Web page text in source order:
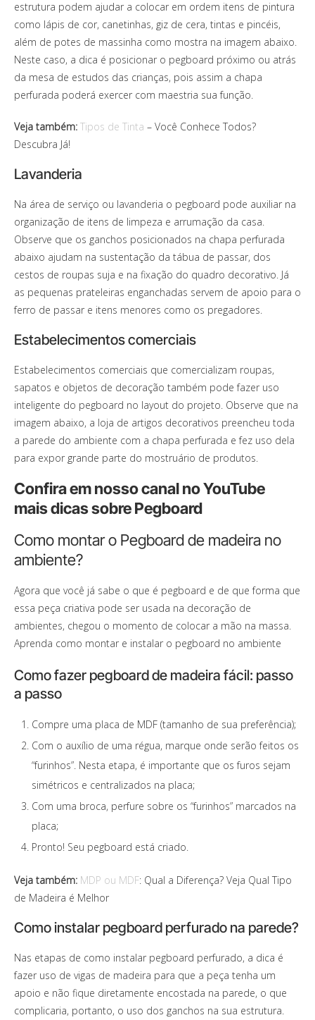
estrutura podem ajudar a colocar em ordem itens de pintura
como lápis de cor, canetinhas, giz de cera, tintas e pincéis,
além de potes de massinha como mostra na imagem abaixo.
Neste caso, a dica é posicionar o pegboard próximo ou atrás
da mesa de estudos das crianças, pois assim a chapa
perfurada poderá exercer com maestria sua função.
Veja também: Tipos de Tinta – Você Conhece Todos?
Descubra Já!
Lavanderia
Na área de serviço ou lavanderia o pegboard pode auxiliar na
organização de itens de limpeza e arrumação da casa.
Observe que os ganchos posicionados na chapa perfurada
abaixo ajudam na sustentação da tábua de passar, dos
cestos de roupas suja e na fixação do quadro decorativo. Já
as pequenas prateleiras enganchadas servem de apoio para o
ferro de passar e itens menores como os pregadores.
Estabelecimentos comerciais
Estabelecimentos comerciais que comercializam roupas,
sapatos e objetos de decoração também pode fazer uso
inteligente do pegboard no layout do projeto. Observe que na
imagem abaixo, a loja de artigos decorativos preencheu toda
a parede do ambiente com a chapa perfurada e fez uso dela
para expor grande parte do mostruário de produtos.
Confira em nosso canal no YouTube
mais dicas sobre Pegboard
Como montar o Pegboard de madeira no
ambiente?
Agora que você já sabe o que é pegboard e de que forma que
essa peça criativa pode ser usada na decoração de
ambientes, chegou o momento de colocar a mão na massa.
Aprenda como montar e instalar o pegboard no ambiente
Como fazer pegboard de madeira fácil: passo
a passo
Compre uma placa de MDF (tamanho de sua preferência);
Com o auxílio de uma régua, marque onde serão feitos os
“furinhos”. Nesta etapa, é importante que os furos sejam
simétricos e centralizados na placa;
Com uma broca, perfure sobre os “furinhos” marcados na
placa;
Pronto! Seu pegboard está criado.
Veja também: MDP ou MDF: Qual a Diferença? Veja Qual Tipo
de Madeira é Melhor
Como instalar pegboard perfurado na parede?
Nas etapas de como instalar pegboard perfurado, a dica é
fazer uso de vigas de madeira para que a peça tenha um
apoio e não fique diretamente encostada na parede, o que
complicaria, portanto, o uso dos ganchos na sua estrutura.